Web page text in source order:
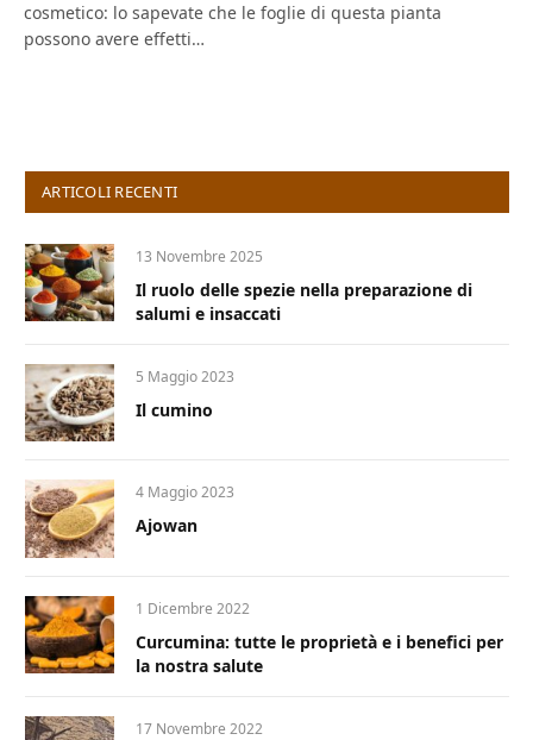
cosmetico: lo sapevate che le foglie di questa pianta
possono avere effetti…
ARTICOLI RECENTI
13 Novembre 2025
Il ruolo delle spezie nella preparazione di
salumi e insaccati
5 Maggio 2023
Il cumino
4 Maggio 2023
Ajowan
1 Dicembre 2022
Curcumina: tutte le proprietà e i benefici per
la nostra salute
17 Novembre 2022